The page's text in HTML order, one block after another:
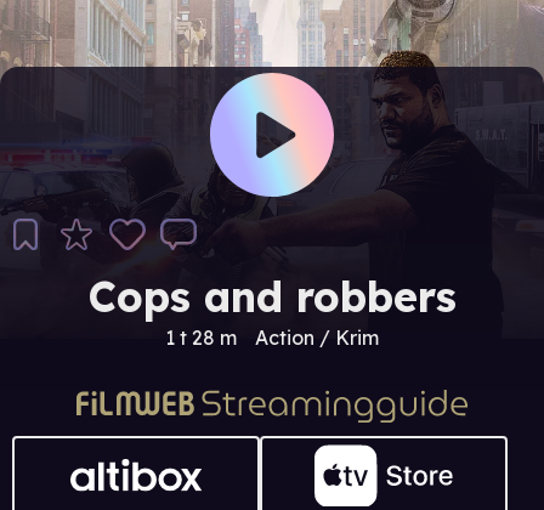
Cops and robbers
1 t 28 m Action / Krim